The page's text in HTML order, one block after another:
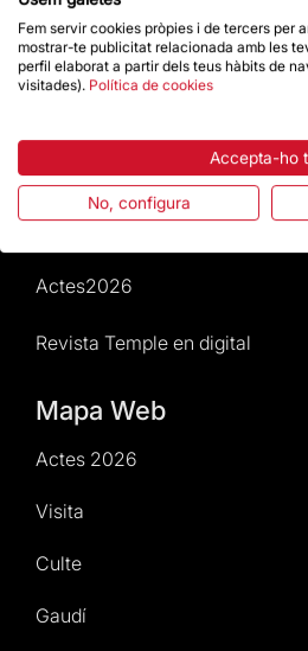
Normativa i condicions de
Agenda
Dona un impuls
Actes2026
Revista Temple en digital
Mapa Web
Actes 2026
Visita
Culte
Gaudí
Fem servir cookies pròpies i de tercers per
mostrar-te publicitat relacionada amb les
perfil elaborat a partir dels teus hàbits de
visitades). Política de cookies
Accepta-ho
No, configura